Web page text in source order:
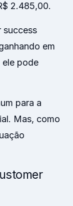
2.485,00.
success
em
ele pode
para a
Mas, como